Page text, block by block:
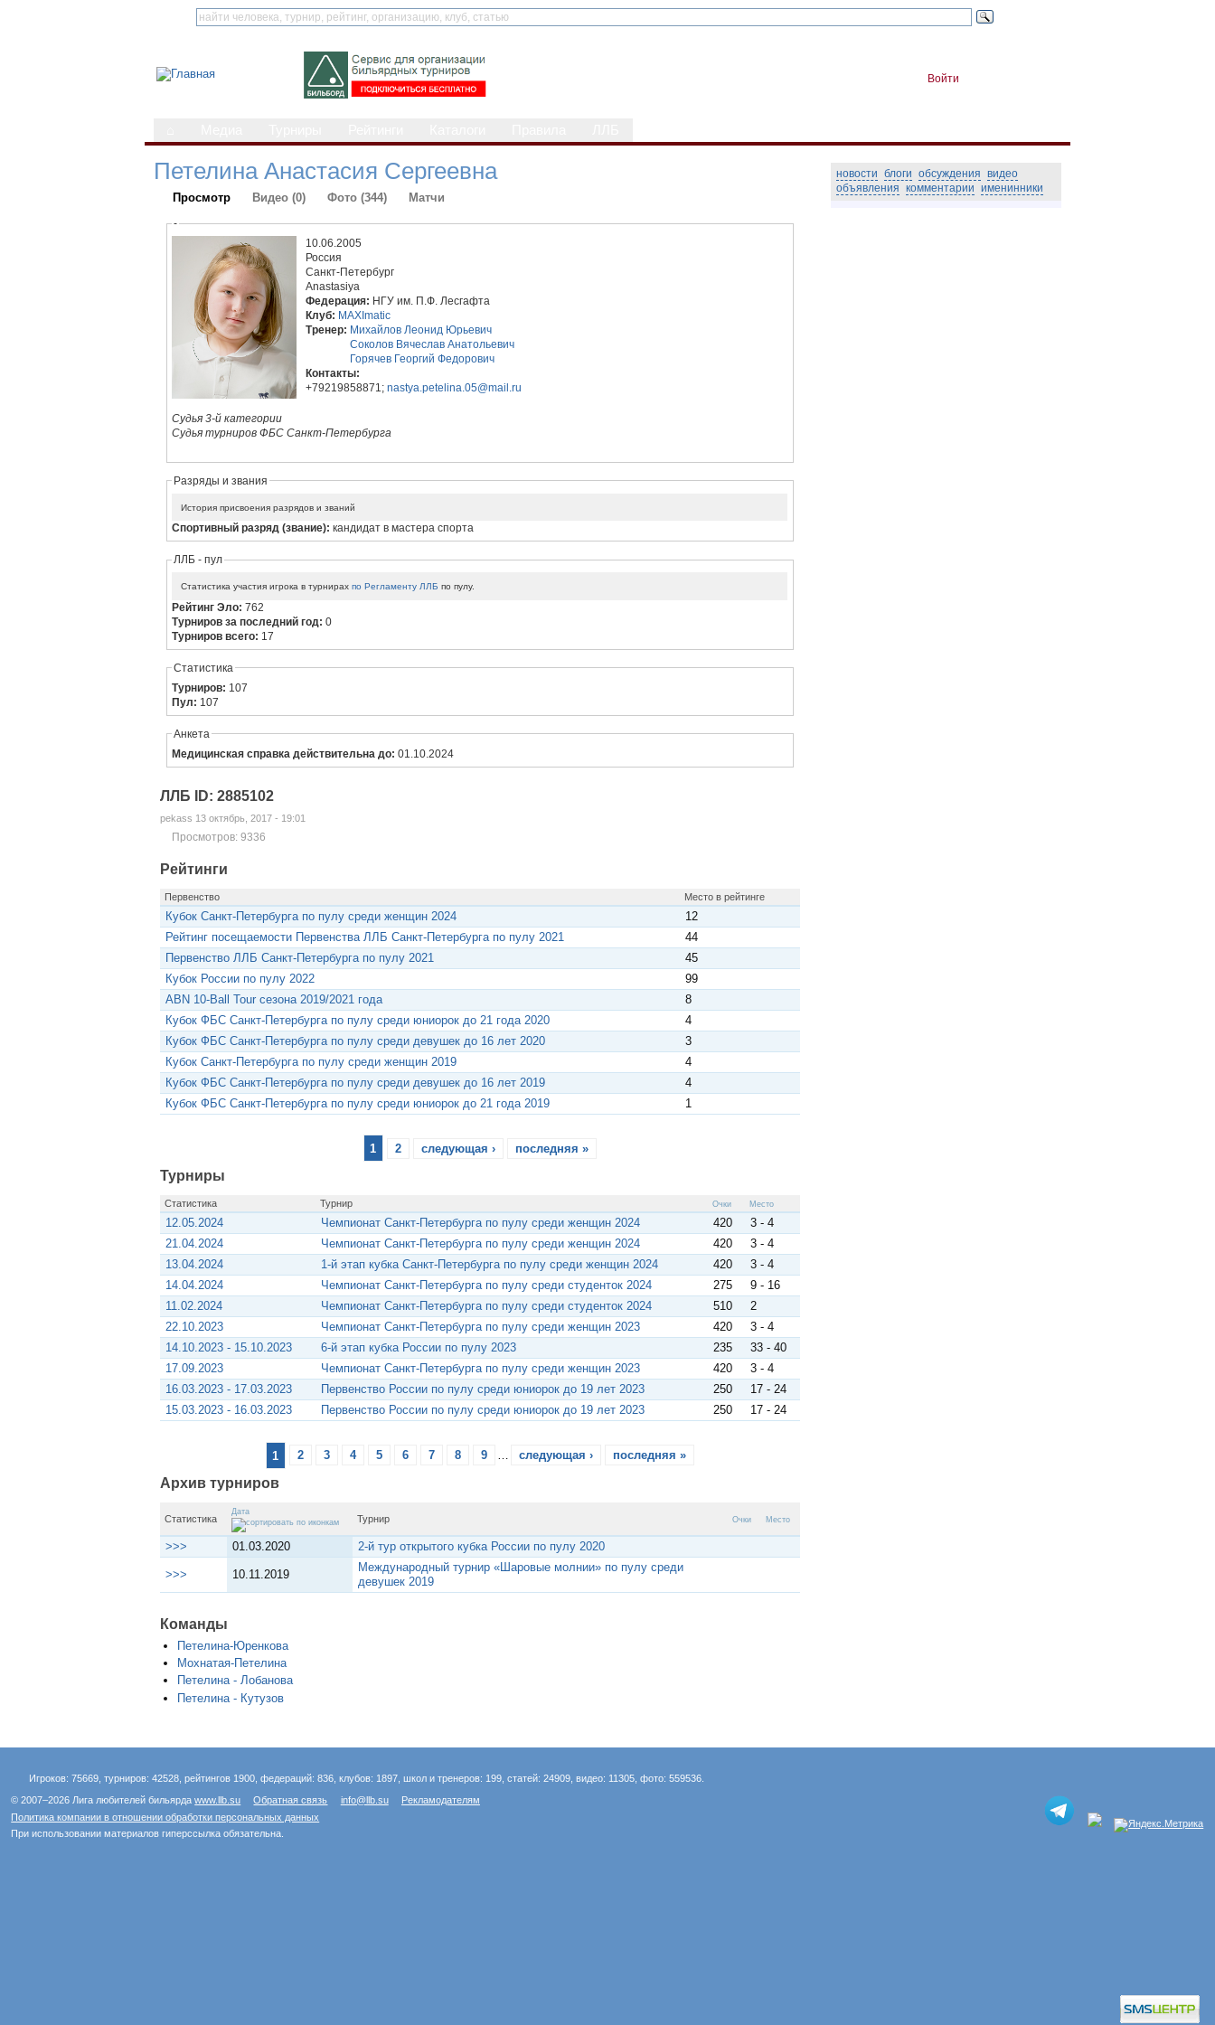
Войти
Петелина Анастасия Сергеевна
Просмотр Видео (0) Фото (344) Матчи
-
10.06.2005
Россия
Санкт-Петербург
Anastasiya
Федерация: НГУ им. П.Ф. Лесгафта
Клуб: MAXImatic
Тренер: Михайлов Леонид Юрьевич
Соколов Вячеслав Анатольевич
Горячев Георгий Федорович
Контакты:
+79219858871;nastya.petelina.05@mail.ru
Судья 3-й категории
Судья турниров ФБС Санкт-Петербурга
Разряды и звания
История присвоения разрядов и званий
Спортивный разряд (звание):кандидат в мастера спорта
ЛЛБ - пул
Статистика участия игрока в турнирахпо Регламенту ЛЛБ по пулу.
Рейтинг Эло:762
Турниров за последний год:0
Турниров всего: 17
Статистика
Турниров: 107
Пул: 107
Анкета
Медицинская справка действительна до:01.10.2024
ЛЛБ ID: 2885102
pekass 13 октябрь, 2017 - 19:01
Просмотров: 9336
Рейтинги
Первенство Место в рейтинге
Кубок Санкт-Петербурга по пулу среди женщин 2024
12
Рейтинг посещаемости Первенства ЛЛБ Санкт-Петербурга по пулу 2021
44
Первенство ЛЛБ Санкт-Петербурга по пулу 2021
45
Кубок России по пулу 2022
99
ABN 10-Ball Tour сезона 2019/2021 года
8
Кубок ФБС Санкт-Петербурга по пулу среди юниорок до 21 года 2020
4
Кубок ФБС Санкт-Петербурга по пулу среди девушек до 16 лет 2020
3
Кубок Санкт-Петербурга по пулу среди женщин 2019
4
Кубок ФБС Санкт-Петербурга по пулу среди девушек до 16 лет 2019
4
Кубок ФБС Санкт-Петербурга по пулу среди юниорок до 21 года 2019
1
1 2 следующая › последняя »
Турниры
Статистика Турнир Очки Место
12.05.2024 Чемпионат Санкт-Петербурга по пулу среди женщин 2024 420
3 - 4
21.04.2024
Чемпионат Санкт-Петербурга по пулу среди женщин 2024 420
3 - 4
13.04.2024
1-й этап кубка Санкт-Петербурга по пулу среди женщин 2024 420
3 - 4
14.04.2024
Чемпионат Санкт-Петербурга по пулу среди студенток 2024 275
9 - 16
11.02.2024
Чемпионат Санкт-Петербурга по пулу среди студенток 2024 510
2
22.10.2023
Чемпионат Санкт-Петербурга по пулу среди женщин 2023 420
3 - 4
14.10.2023 - 15.10.2023
6-й этап кубка России по пулу 2023 235
33 - 40
17.09.2023
Чемпионат Санкт-Петербурга по пулу среди женщин 2023 420
3 - 4
16.03.2023 - 17.03.2023
Первенство России по пулу среди юниорок до 19 лет 2023 250
17 - 24
15.03.2023 - 16.03.2023
Первенство России по пулу среди юниорок до 19 лет 2023 250 17 - 24
1 2 3 4 5 6 7 8 9 … следующая › последняя »
Архив турниров
Статистика
Дата
Турнир Очки Место
>>> 01.03.2020 2-й тур открытого кубка России по пулу 2020
>>> 10.11.2019
Международный турнир «Шаровые молнии» по пулу среди
девушек 2019
Команды
Петелина-Юренкова
Мохнатая-Петелина
Петелина - Лобанова
Петелина - Кутузов
новости блоги обсуждения видео
объявления комментарии именинники
Игроков: 75669, турниров: 42528, рейтингов 1900, федераций: 836, клубов: 1897, школ и тренеров: 199, статей: 24909, видео: 11305, фото: 559536.
© 2007–2026 Лига любителей бильярдаwww.llb.su Обратная связь info@llb.su
Рекламодателям
Политика компании в отношении обработки персональных данных
При использовании материалов гиперссылка обязательна.